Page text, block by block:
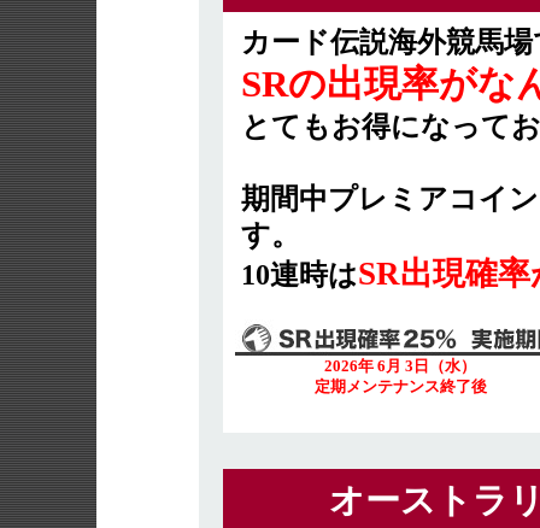
カード伝説海外競馬
SRの出現率がな
とてもお得になって
期間中プレミアコイ
す。
10連時はSR出現確
2026年 6月 3日（水）
定期メンテナンス終了後
オーストラ